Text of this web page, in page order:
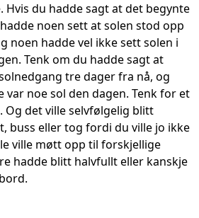
Hvis du hadde sagt at det begynte
noen sett at solen stod opp
noen hadde vel ikke sett solen i
Tenk om du hadde sagt at
tre dager fra nå, og
var noe sol den dagen. Tenk for et
Og det ville selvfølgelig blitt
buss eller tog fordi du ville jo ikke
ville møtt opp til forskjellige
hadde blitt halvfullt eller kanskje